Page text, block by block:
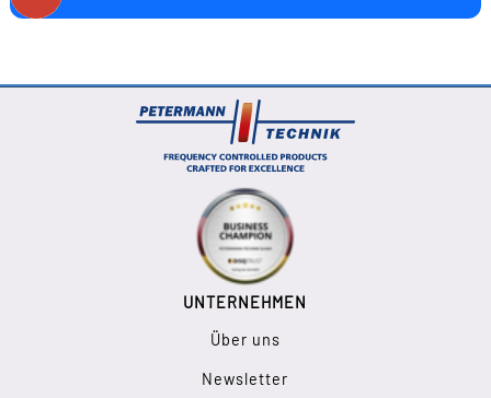
UNTERNEHMEN
Über uns
Newsletter